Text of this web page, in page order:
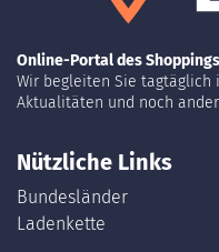
Online-Portal des
Wir begleiten Sie tagtäglich
Aktualitäten und noch
Nützliche Links
Bundesländer
Ladenkette